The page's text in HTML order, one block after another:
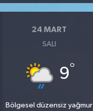
24 MART
SALI
9°
Bölgesel düzensiz yağmur